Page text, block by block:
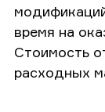
время на
Стоимость
расходных